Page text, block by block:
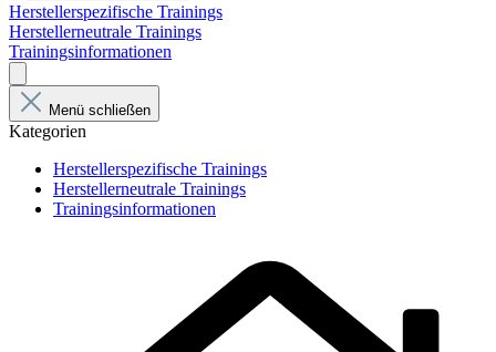
Herstellerspezifische Trainings
Herstellerneutrale Trainings
Trainingsinformationen
Menü schließen
Kategorien
Herstellerspezifische Trainings
Herstellerneutrale Trainings
Trainingsinformationen